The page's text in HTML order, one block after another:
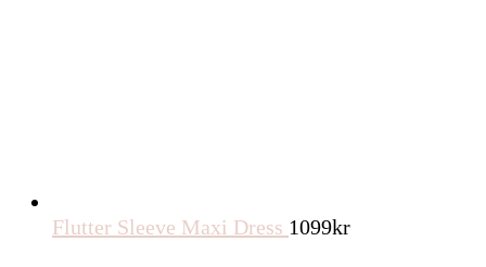
Flutter Sleeve Maxi Dress 1099kr